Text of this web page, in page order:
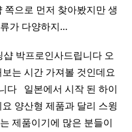
쪽으로 먼저 찾아봤지만 생
가 다양하지…
샵 박프로인사드립니다 오
는 시간 가져볼 것인데요
다 ​ ​ 일본에서 시작 된 하이
양산형 제품과 달리 스윙
제품이기에 많은 분들이